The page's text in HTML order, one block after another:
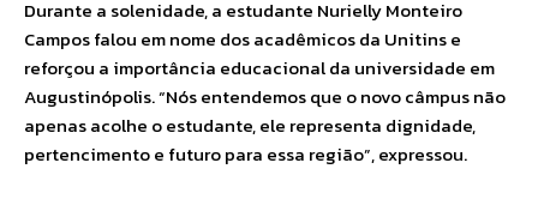
Durante a solenidade, a estudante Nurielly Monteiro
Campos falou em nome dos acadêmicos da Unitins e
reforçou a importância educacional da universidade em
Augustinópolis. “Nós entendemos que o novo câmpus não
apenas acolhe o estudante, ele representa dignidade,
pertencimento e futuro para essa região”, expressou.